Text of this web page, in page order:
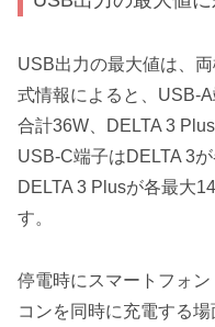
USB出力の最大値は、
式情報によると、USB-
合計36W、DELTA 3
USB-C端子はDELTA 3
DELTA 3 Plusが各最大
す。
停電時にスマートフォ
コンを同時に充電する